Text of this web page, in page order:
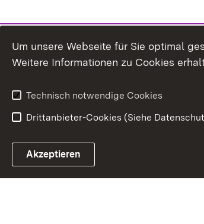
Um unsere Webseite für Sie optimal
Weitere Informationen zu Cookies
Technisch notwendige Cookies
Drittanbieter-Cookies (Siehe
Akzeptieren